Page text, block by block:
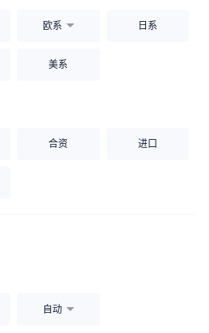
欧系 日系
美系
合资 进口
自动